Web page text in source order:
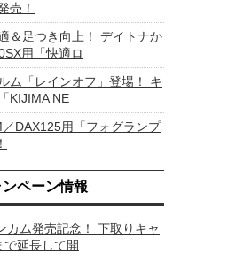
売！
＆足つき向上！ デイトナか
用「快適ロ
ム「レインオフ」登場！ キ
KIJIMA NE
DAX125用「フォグランプ
ンペーン情報
カム発売記念！ 下取りキャ
延長して開